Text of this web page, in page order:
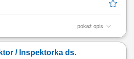
pokaż opis
badań technicznych
dozorowi oraz sporządzanie
Wykonywanie inspekcji urządzeń
/ Inspektorka ds.